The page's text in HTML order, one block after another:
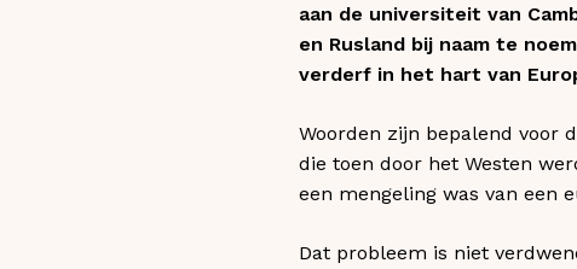
aan de universiteit van
en Rusland bij naam te
verderf in het hart van
Woorden zijn bepalend voor
die toen door het Westen
een mengeling was van een
Dat probleem is niet